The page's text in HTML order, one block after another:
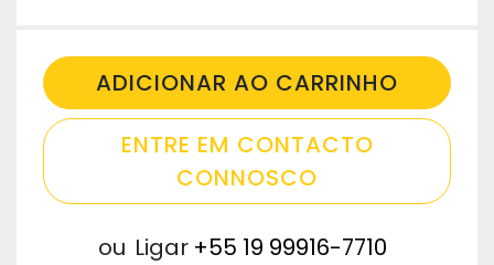
ADICIONAR AO CARRINHO
ENTRE EM CONTACTO
CONNOSCO
ou Ligar +55 19 99916-7710